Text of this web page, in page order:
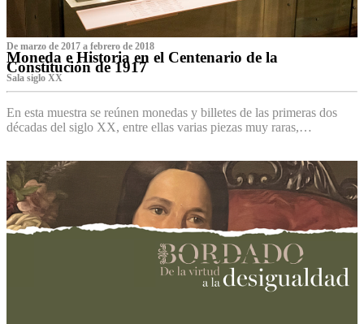
De marzo de 2017 a febrero de 2018
Moneda e Historia en el Centenario de la
Constitución de 1917
Sala siglo XX
En esta muestra se reúnen monedas y billetes de las primeras dos
décadas del siglo XX, entre ellas varias piezas muy raras,…